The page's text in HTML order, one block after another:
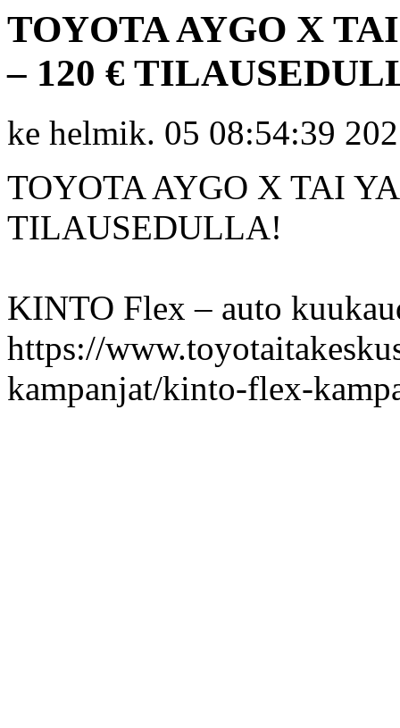
TOYOTA AYGO X
– 120 €
ke helmik. 05 08:54:39
TOYOTA AYGO X TAI
TILAUSEDULLA!
KINTO Flex – auto
https://
kampanjat/kinto-flex-